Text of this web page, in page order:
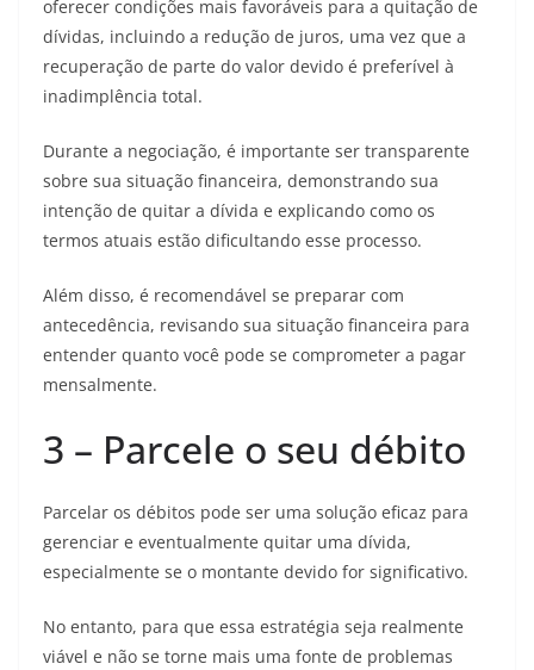
oferecer condições mais favoráveis para a quitação de
dívidas, incluindo a redução de juros, uma vez que a
recuperação de parte do valor devido é preferível à
inadimplência total.
Durante a negociação, é importante ser transparente
sobre sua situação financeira, demonstrando sua
intenção de quitar a dívida e explicando como os
termos atuais estão dificultando esse processo.
Além disso, é recomendável se preparar com
antecedência, revisando sua situação financeira para
entender quanto você pode se comprometer a pagar
mensalmente.
3 – Parcele o seu débito
Parcelar os débitos pode ser uma solução eficaz para
gerenciar e eventualmente quitar uma dívida,
especialmente se o montante devido for significativo.
No entanto, para que essa estratégia seja realmente
viável e não se torne mais uma fonte de problemas